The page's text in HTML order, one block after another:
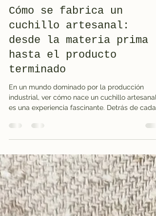
Massimo Manca
3 min de lectura
Cómo se fabrica un
cuchillo artesanal:
desde la materia prima
hasta el producto
terminado
En un mundo dominado por la producción
industrial, ver cómo nace un cuchillo artesanal
es una experiencia fascinante. Detrás de cada
hoja no hay simplemente un proceso de
fabricación, sino una combinación de
experiencia, tradición y atención a los detalles.